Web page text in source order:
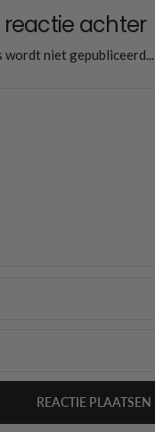
reactie achter
wordt niet gepubliceerd...